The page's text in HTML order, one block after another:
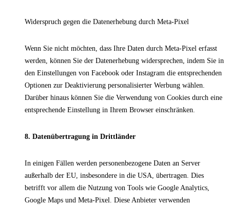
Widerspruch gegen die Datenerhebung durch Meta-Pixel
Wenn Sie nicht möchten, dass Ihre Daten durch Meta-Pixel erfasst
werden, können Sie der Datenerhebung widersprechen, indem Sie in
den Einstellungen von Facebook oder Instagram die entsprechenden
Optionen zur Deaktivierung personalisierter Werbung wählen.
Darüber hinaus können Sie die Verwendung von Cookies durch eine
entsprechende Einstellung in Ihrem Browser einschränken.
8. Datenübertragung in Drittländer
In einigen Fällen werden personenbezogene Daten an Server
außerhalb der EU, insbesondere in die USA, übertragen. Dies
betrifft vor allem die Nutzung von Tools wie Google Analytics,
Google Maps und Meta-Pixel. Diese Anbieter verwenden